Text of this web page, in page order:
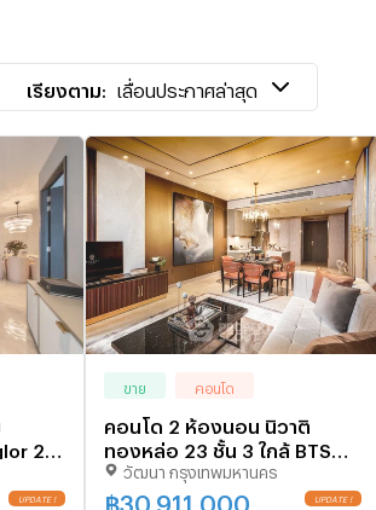
เรียงตาม: เลื่อนประกาศล่าสุด
23
ขาย คอนโด
คอนโด 2 ห้องนอน นิวาติ
ทองหล่อ 23 ชั้น 3 ใกล้ BTS
พร้อมพงษ์ (ID 879736)
วัฒนา กรุงเทพมหานคร
฿30,911,000